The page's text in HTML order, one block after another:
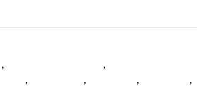
, ,
, , ,
,